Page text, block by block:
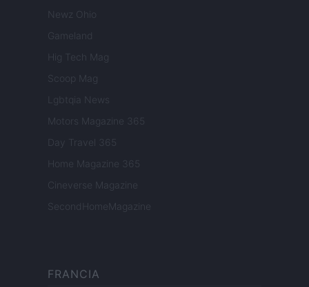
Newz Ohio
Gameland
Hig Tech Mag
Scoop Mag
Lgbtqia News
Motors Magazine 365
Day Travel 365
Home Magazine 365
Cineverse Magazine
SecondHomeMagazine
FRANCIA